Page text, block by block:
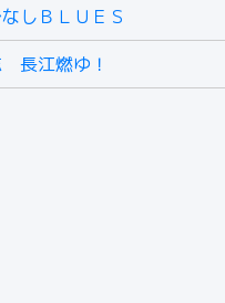
しＢＬＵＥＳ
長江燃ゆ！